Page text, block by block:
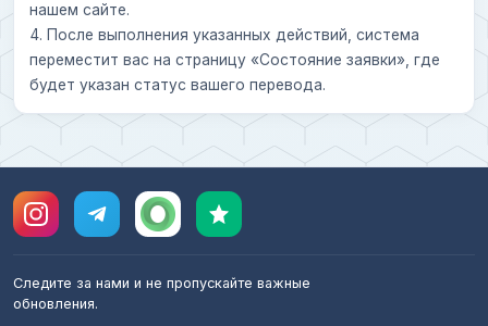
нашем сайте.
4. После выполнения указанных действий, система
переместит вас на страницу «Состояние заявки», где
будет указан статус вашего перевода.
Следите за нами и не пропускайте важные
обновления.